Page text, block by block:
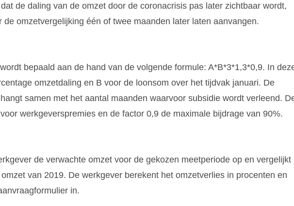
de daling van de omzet door de coronacrisis pas later zichtbaar wordt,
de omzetvergelijking één of twee maanden later laten aanvangen.
bepaald aan de hand van de volgende formule: A*B*3*1,3*0,9. In
omzetdaling en B voor de loonsom over het tijdvak januari. De
samen met het aantal maanden waarvoor subsidie wordt verleend.
werkgeverspremies en de factor 0,9 de maximale bijdrage van 90%.
de verwachte omzet voor de gekozen meetperiode op en vergelijkt
van 2019. De werkgever berekent het omzetverlies in procenten en
in.